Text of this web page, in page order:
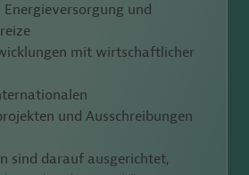
und
mit wirtschaftlicher
und Ausschreibungen
sind darauf ausgerichtet,